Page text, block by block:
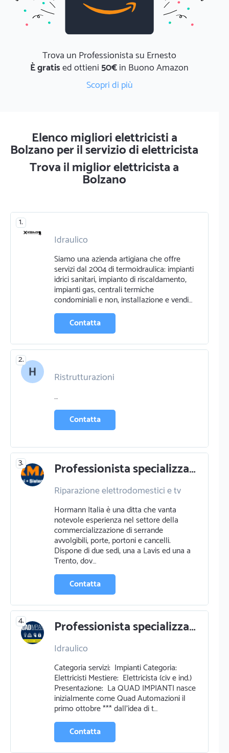
Trova un Professionista su Ernesto
È gratised ottieni50€in Buono Amazon
Scopri di più
Elenco migliori elettricisti a
Bolzano per il servizio di elettricista
Trova il miglior elettricista a
Bolzano
1.
Idraulico
Siamo una azienda artigiana che offre
servizi dal 2004 di termoidraulica: impianti
idrici sanitari, impianto di riscaldamento,
impianti gas, centrali termiche
condominiali e non, installazione e vendi…
Contatta
2.
Ristrutturazioni
…
Contatta
3. Professionista specializzato in riparazione elettrodomestici e tv a lavis
Riparazione elettrodomestici e tv
Sistemi di antifurti e
videosorveglianza
Elettricista Energia rinnovabile
Hormann Italia è una ditta che vanta
notevole esperienza nel settore della
commercializzazione di serrande
avvolgibili, porte, portoni e cancelli.
Dispone di due sedi, una a Lavis ed una a
Trento, dov…
Contatta
4. Professionista specializzato in idraulico a trento
Idraulico
Categoria servizi: Impianti Categoria:
Elettricisti Mestiere: Elettricista (civ e ind.)
Presentazione: La QUAD IMPIANTI nasce
inizialmente come Quad Automazioni il
primo ottobre *** dall’idea di t…
Contatta